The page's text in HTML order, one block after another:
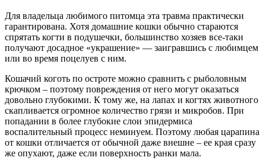
Для владельца любимого питомца эта травма практически
гарантирована. Хотя домашние кошки обычно стараются
спрятать когти в подушечки, большинство хозяев все-таки
получают досадное «украшение» — заигравшись с любимцем
или во время поцелуев с ним.
Кошачий коготь по остроте можно сравнить с рыболовным
крючком – поэтому повреждения от него могут оказаться
довольно глубокими. К тому же, на лапах и когтях животного
скапливается огромное количество грязи и микробов. При
попадании в более глубокие слои эпидермиса
воспалительный процесс неминуем. Поэтому любая царапина
от кошки отличается от обычной даже внешне – ее края сразу
же опухают, даже если поверхность ранки мала.